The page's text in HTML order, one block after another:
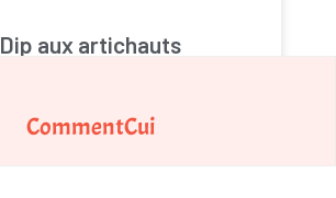
Dip aux artichauts
CommentCui